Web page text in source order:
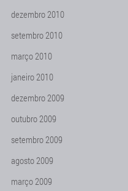
dezembro 2010
setembro 2010
março 2010
janeiro 2010
dezembro 2009
outubro 2009
setembro 2009
agosto 2009
março 2009